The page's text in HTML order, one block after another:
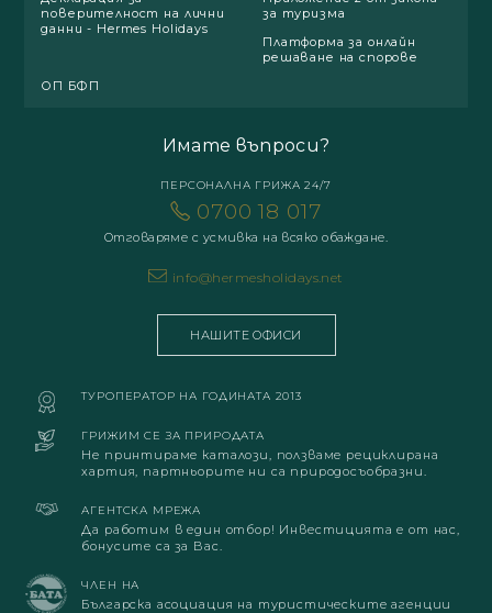
поверителност на лични
данни - Hermes Holidays
за туризма
Платформа за онлайн
решаване на спорове
ОП БФП
Имате въпроси?
ПЕРСОНАЛНА ГРИЖА 24/7
0700 18 017
Отговаряме с усмивка на всяко обаждане.
info@hermesholidays.net
НАШИТЕ ОФИСИ
ТУРОПЕРАТОР НА ГОДИНАТА 2013
ГРИЖИМ СЕ ЗА ПРИРОДАТА
Не принтираме каталози, ползваме рециклирана
хартия, партньорите ни са природосъобразни.
АГЕНТСКА МРЕЖА
Да работим в един отбор! Инвестицията е от нас,
бонусите са за Вас.
ЧЛЕН НА
Българска асоциация на туристическите агенции